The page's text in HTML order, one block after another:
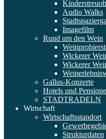
Audio Walks
Imagefilm
Rund um den Wein
Wickerer
Wickerer
Gallus-Konzerte
Hotels und
STADTRADELN
Wirtschaft
Wirtschaftsstandort
Strukturdaten